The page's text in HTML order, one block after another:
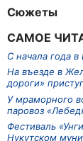
Сюжеты
САМОЕ
С начала года
На въезде в
дороги»
У мраморного
паровоз
Фестиваль
Нукутском